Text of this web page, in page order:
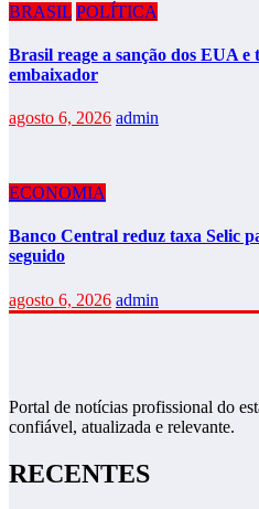
BRASIL POLÍTICA
Brasil reage a sanção dos EUA e
embaixador
agosto 6, 2026 admin
ECONOMIA
Banco Central reduz taxa Selic
seguido
agosto 6, 2026 admin
Portal de notícias profissional do
confiável, atualizada e relevante.
RECENTES